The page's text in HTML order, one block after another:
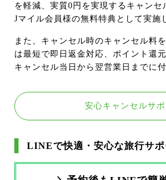
を軽減、実質0円を実現するキャンセ
Jマイル会員様の無料特典として実施
また、キャンセル時のキャンセル料
は最短で即日返金対応、ポイント還
キャンセル当日から翌営業日までに
安心キャンセルサポ
LINEで快適・安心な旅行サポ